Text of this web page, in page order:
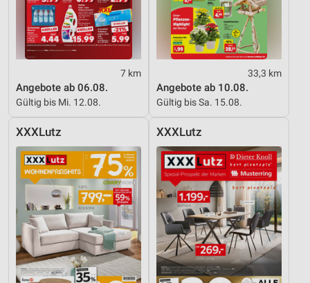
7 km
Angebote ab 06.08.
Gültig bis Mi. 12.08.
33,3 km
Angebote ab 10.08.
Gültig bis Sa. 15.08.
XXXLutz XXXLutz
Nicht-IAB-Verarbeitungszwecke:
Notwendig
Performance
Funktional